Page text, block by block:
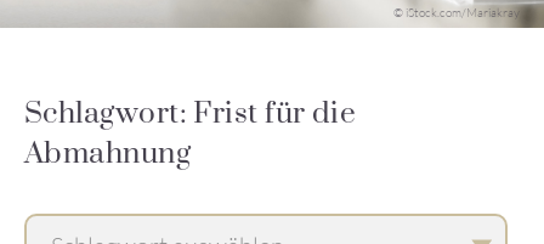
Arbeitsrecht
© iStock.com/Mariakray
Schlagwort: Frist für die
Abmahnung